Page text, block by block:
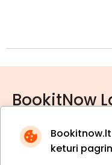
keturi
BookitNow